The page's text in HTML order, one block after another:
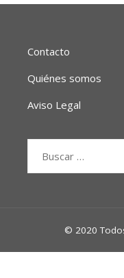
Contacto
Quiénes somos
Aviso Legal
© 2020